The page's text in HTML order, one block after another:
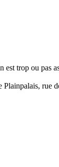
trop ou pas
Plainpalais, rue